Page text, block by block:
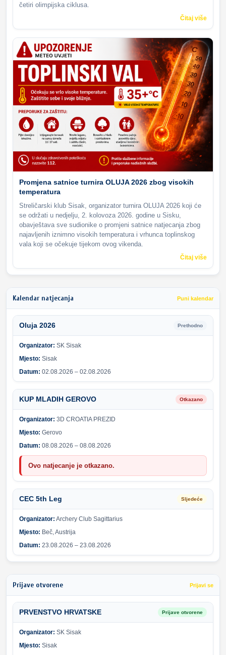
četiri olimpijska ciklusa.
Čitaj više
Promjena satnice turnira OLUJA 2026 zbog visokih
temperatura
Streličarski klub Sisak, organizator turnira OLUJA 2026 koji će
se održati u nedjelju, 2. kolovoza 2026. godine u Sisku,
obavještava sve sudionike o promjeni satnice natjecanja zbog
najavljenih iznimno visokih temperatura i vrhunca toplinskog
vala koji se očekuje tijekom ovog vikenda.
Čitaj više
Kalendar natjecanja Puni kalendar
Oluja 2026 Prethodno
Organizator: SK Sisak
Mjesto: Sisak
Datum: 02.08.2026 – 02.08.2026
KUP MLADIH GEROVO Otkazano
Organizator: 3D CROATIA PREZID
Mjesto: Gerovo
Datum: 08.08.2026 – 08.08.2026
Ovo natjecanje je otkazano.
CEC 5th Leg Sljedeće
Organizator: Archery Club Sagittarius
Mjesto: Beč, Austrija
Datum: 23.08.2026 – 23.08.2026
Prijave otvorene Prijavi se
PRVENSTVO HRVATSKE Prijave otvorene
Organizator: SK Sisak
Mjesto: Sisak